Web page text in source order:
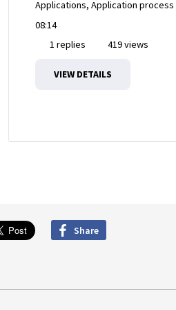
Applications, Application process
08:14
1 replies
419 views
VIEW DETAILS
Share